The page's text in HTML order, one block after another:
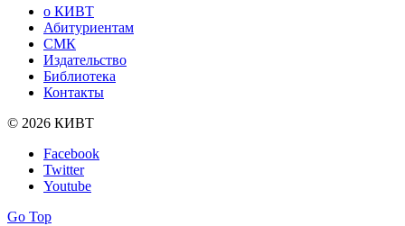
о КИВТ
Абитуриентам
СМК
Издательство
Библиотека
Контакты
© 2026 КИВТ
Facebook
Twitter
Youtube
Go Top